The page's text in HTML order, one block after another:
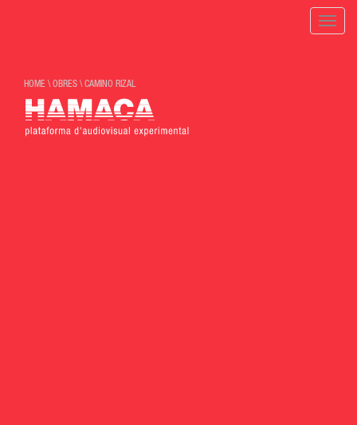
Toggle
HOME \OBRES \CAMINO RIZAL